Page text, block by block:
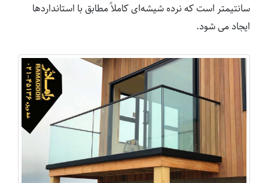
سانتیمتر است که نرده شیشه‌ای کاملاً مطابق با استانداردها
ایجاد می شود.